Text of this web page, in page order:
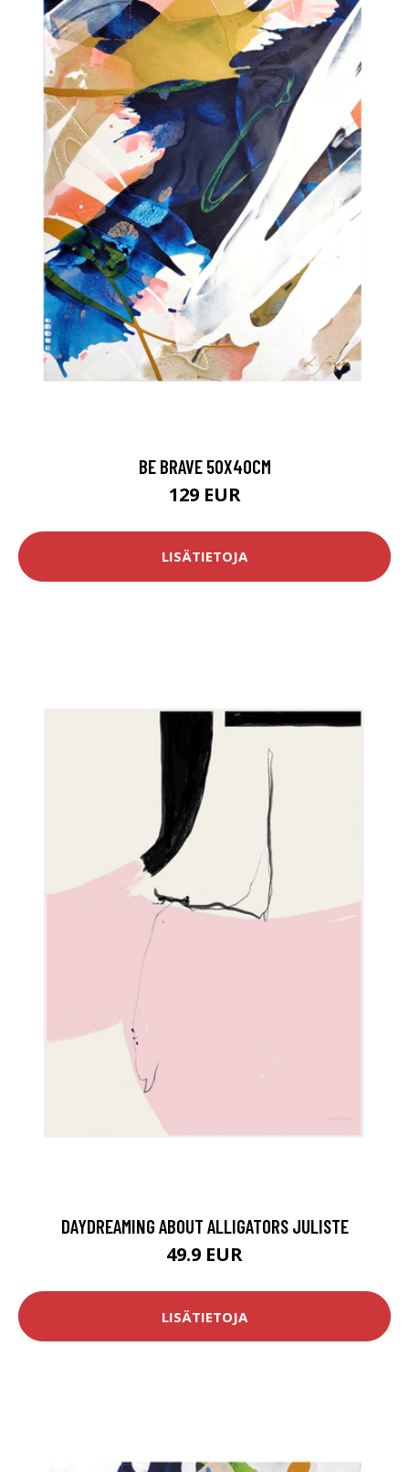
BE BRAVE 50X40CM
129 EUR
LISÄTIETOJA
DAYDREAMING ABOUT ALLIGATORS JULISTE
49.9 EUR
LISÄTIETOJA